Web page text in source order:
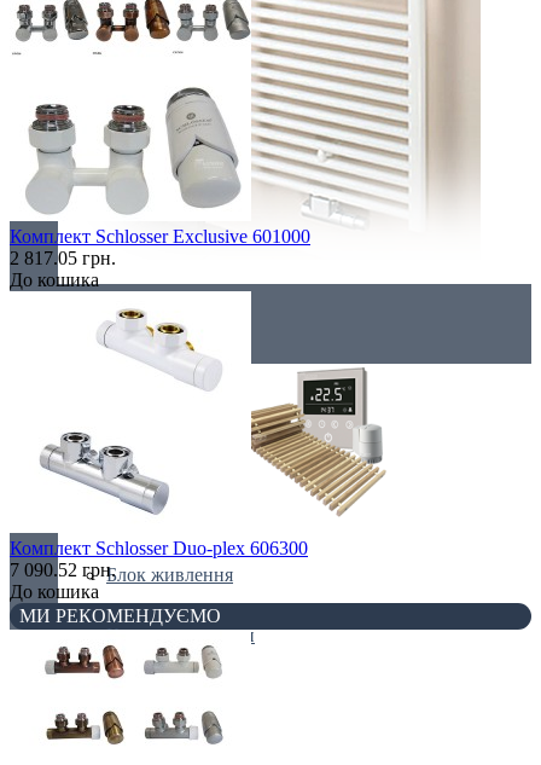
Комплектація
Все для конвекторів
Блок живлення
Крани та клапани
Комплект Schlosser Exclusive 601000
2 817.05 грн.
До кошика
Комплект Schlosser Duo-plex 606300
7 090.52 грн.
До кошика
МИ РЕКОМЕНДУЄМО